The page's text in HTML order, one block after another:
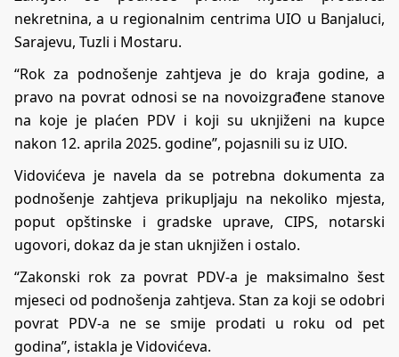
nekretnina, a u regionalnim centrima UIO u Banjaluci,
Sarajevu, Tuzli i Mostaru.
“Rok za podnošenje zahtjeva je do kraja godine, a
pravo na povrat odnosi se na novoizgrađene stanove
na koje je plaćen PDV i koji su uknjiženi na kupce
nakon 12. aprila 2025. godine”, pojasnili su iz UIO.
Vidovićeva je navela da se potrebna dokumenta za
podnošenje zahtjeva prikupljaju na nekoliko mjesta,
poput opštinske i gradske uprave, CIPS, notarski
ugovori, dokaz da je stan uknjižen i ostalo.
“Zakonski rok za povrat PDV-a je maksimalno šest
mjeseci od podnošenja zahtjeva. Stan za koji se odobri
povrat PDV-a ne se smije prodati u roku od pet
godina”, istakla je Vidovićeva.